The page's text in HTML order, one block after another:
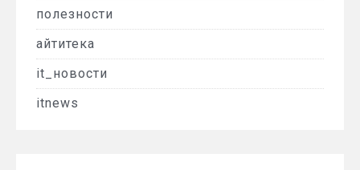
полезности
айтитека
it_новости
itnews